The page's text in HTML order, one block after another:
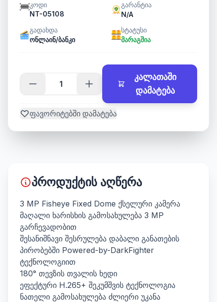
კოდი
NT-05108
გარანტია
N/A
გადახდა
ონლაინ/ბანკი
სტატუსი
მარაგშია
კალათაში
დამატება
ფავორიტებში დამატება
პროდუქტის აღწერა
3 MP Fisheye Fixed Dome ქსელური კამერა
მაღალი ხარისხის გამოსახულება 3 MP
გარჩევადობით
შესანიშნავი შესრულება დაბალი განათების
პირობებში Powered-by-DarkFighter
ტექნოლოგიით
180° თევზის თვალის ხედი
ეფექტური H.265+ შეკუმშვის ტექნოლოგია
ნათელი გამოსახულება ძლიერი უკანა